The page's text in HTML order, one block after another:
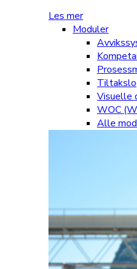
Les mer
Moduler
Visuelle
WOC
Alle